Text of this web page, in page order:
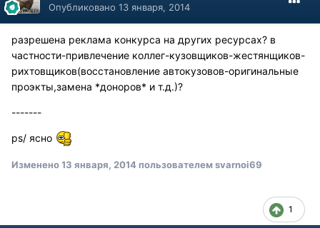
Опубликовано 13 января, 2014
разрешена реклама конкурса на других ресурсах? в
частности-привлечение коллег-кузовщиков-жестянщиков-
рихтовщиков(восстановление автокузовов-оригинальные
проэкты,замена *доноров* и т.д.)?
-------
ps/ ясно
Изменено13 января, 2014пользователем svarnoi69
1